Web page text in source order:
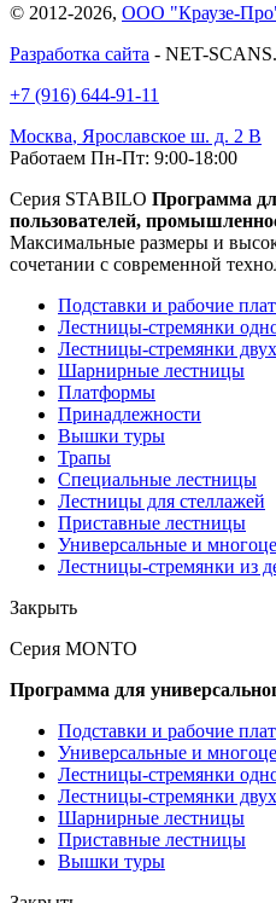
© 2012-2026, ООО "Краузе-
Разработка сайта - NET-
+7 (916) 644-91-11
Москва, Ярославское ш. д. 2 В
Работаем Пн-Пт: 9:00-18:00
Серия STABILO Программа
пользователей,
Максимальные размеры и
сочетании с современной
Подставки и рабочие
Лестницы-стремянки
Лестницы-стремянки
Шарнирные лестницы
Платформы
Принадлежности
Вышки туры
Трапы
Специальные лестницы
Лестницы для стеллажей
Приставные лестницы
Универсальные и
Лестницы-стремянки из
Закрыть
Серия MONTO
Программа для
Подставки и рабочие
Универсальные и
Лестницы-стремянки
Лестницы-стремянки
Шарнирные лестницы
Приставные лестницы
Вышки туры